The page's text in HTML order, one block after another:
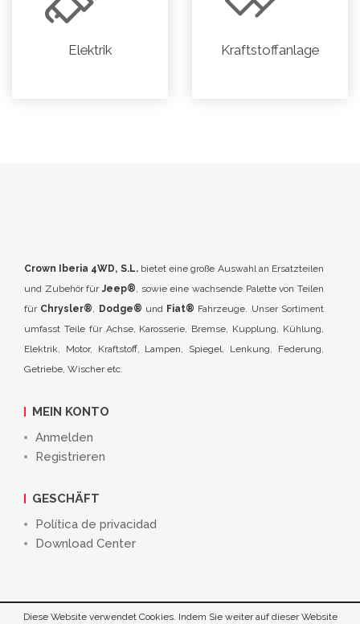
Diese Website verwendet Cookies. Indem Sie weiter auf dieser Website
Elektrik Kraftstoffanlage
Crown Iberia 4WD, S.L.bietet eine große Auswahl an Ersatzteilen
und Zubehör für Jeep® , sowie eine wachsende Palette von Teilen
für Chrysler® Dodge® und Fiat® Fahrzeuge. Unser Sortiment
umfasst Teile für Achse, Karosserie, Bremse, Kupplung, Kühlung,
Elektrik, Motor, Kraftstoff, Lampen, Spiegel, Lenkung, Federung,
Getriebe, Wischer etc.
MEIN KONTO
Anmelden
Registrieren
GESCHÄFT
Política de privacidad
Download Center
©Crown Iberia 4WD, S.L. 2026. All Rights Reserved.